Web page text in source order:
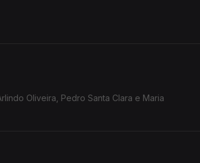
Oliveira, Pedro Santa Clara e Maria